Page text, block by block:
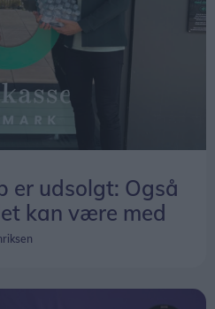
i området sker på eget
er udsolgt: Også
kan være med